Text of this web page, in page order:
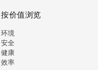
按价值浏览
环境
安全
健康
效率